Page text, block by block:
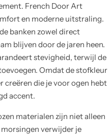
French Door Art
en moderne uitstraling.
banken zowel direct
blijven door de jaren heen.
stevigheid, terwijl de
Omdat de stofkleur
creëren die je voor ogen hebt
accent.
materialen zijn niet alleen
verwijder je